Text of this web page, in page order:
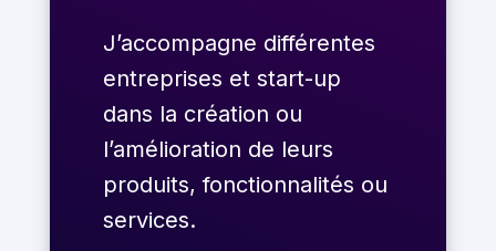
J’accompagne différentes
entreprises et start-up
dans la création ou
l’amélioration de leurs
produits, fonctionnalités ou
services.